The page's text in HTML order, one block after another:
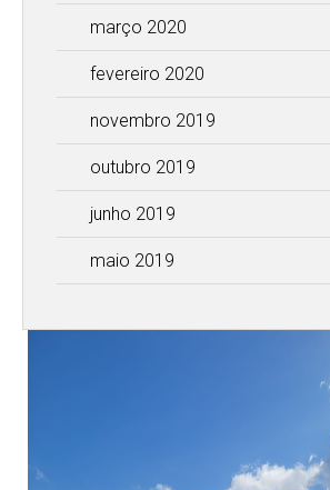
março 2020
fevereiro 2020
novembro 2019
outubro 2019
junho 2019
maio 2019